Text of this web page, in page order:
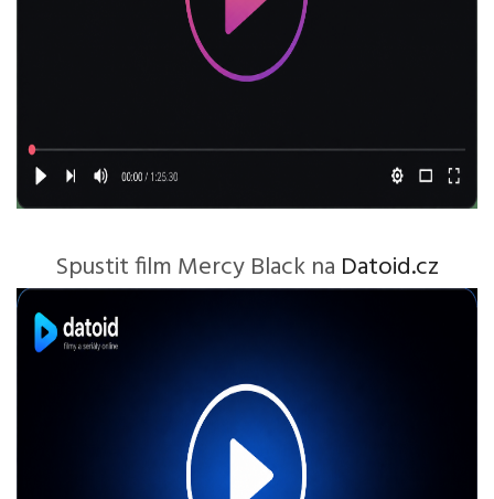
Spustit film Mercy Black na Datoid.cz